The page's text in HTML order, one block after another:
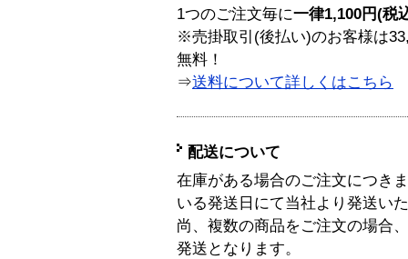
1つのご注文毎に一律1,100円(税
※売掛取引(後払い)のお客様は
無料！
⇒送料について詳しくはこちら
配送について
在庫がある場合のご注文につき
いる発送日にて当社より発送い
尚、複数の商品をご注文の場合
発送となります。